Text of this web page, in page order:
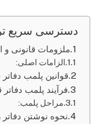
دسترسی سریع
ملزومات قانونی و
الزامات اصلی:
قوانین پلمب دفاتر
فرآیند پلمب دفاتر
مراحل پلمب:
نحوه نوشتن دفاتر